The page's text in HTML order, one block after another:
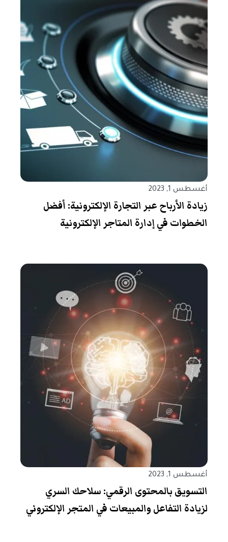
أغسطس 1, 2023
زيادة الأرباح عبر التجارة الإلكترونية: أفضل
الخطوات في إدارة المتاجر الإلكترونية
أغسطس 1, 2023
التسويق بالمحتوى الرقمي: سلاحك السري
لزيادة التفاعل والمبيعات في المتجر الإلكتروني